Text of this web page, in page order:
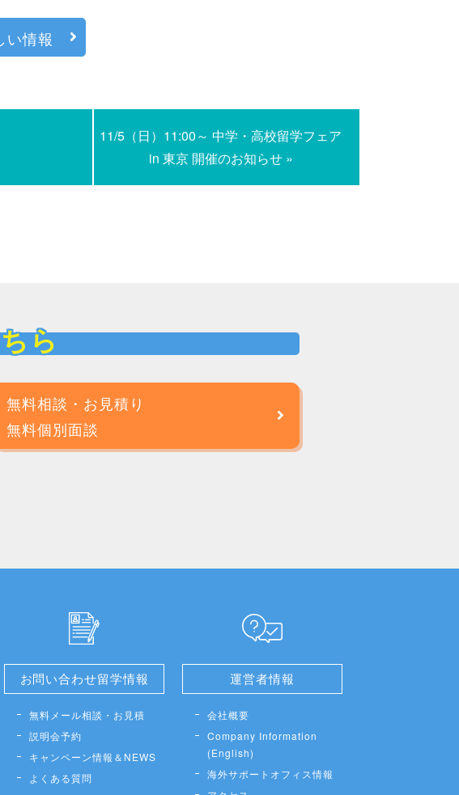
情報
11/5（日）11:00～ 中学・高校留学フェア
in 東京 開催のお知らせ »
ら
無料相談・お見積り
無料個別面談
お問い合わせ留学情報
無料メール相談・お見積
説明会予約
キャンペーン情報＆NEWS
よくある質問
運営者情報
会社概要
Company Information
(English)
海外サポートオフィス情報